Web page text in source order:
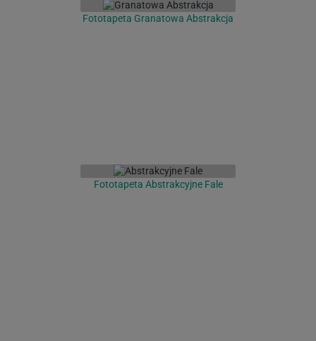
Fototapeta Granatowa Abstrakcja
Fototapeta Abstrakcyjne Fale